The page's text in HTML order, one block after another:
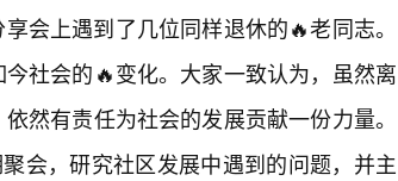
会上遇到了几位同样退休的🔥老同志。
社会的🔥变化。大家一致认为，虽然离
然有责任为社会的发展贡献一份力量。
会，研究社区发展中遇到的问题，并主